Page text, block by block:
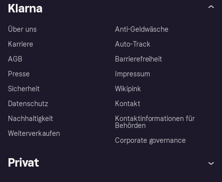
Klarna
Über uns
Karriere
AGB
Presse
Sicherheit
Datenschutz
Nachhaltigkeit
Weiterverkaufen
Anti-Geldwäsche
Auto-Track
Barrierefreiheit
Impressum
Wikipink
Kontakt
Kontaktinformationen für
Behörden
Corporate governance
Privat